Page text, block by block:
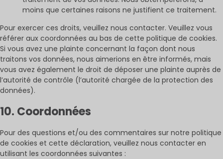
moins que certaines raisons ne justifient ce traitement.
Pour exercer ces droits, veuillez nous contacter. Veuillez vous
référer aux coordonnées au bas de cette politique de cookies.
Si vous avez une plainte concernant la façon dont nous
traitons vos données, nous aimerions en être informés, mais
vous avez également le droit de déposer une plainte auprès de
l’autorité de contrôle (l’autorité chargée de la protection des
données).
10. Coordonnées
Pour des questions et/ou des commentaires sur notre politique
de cookies et cette déclaration, veuillez nous contacter en
utilisant les coordonnées suivantes :